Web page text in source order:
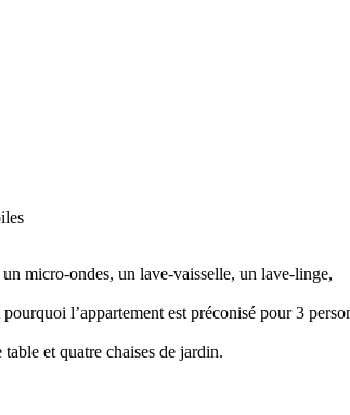
micro-ondes, un lave-vaisselle, un lave-linge,
l’appartement est préconisé pour 3
et quatre chaises de jardin.